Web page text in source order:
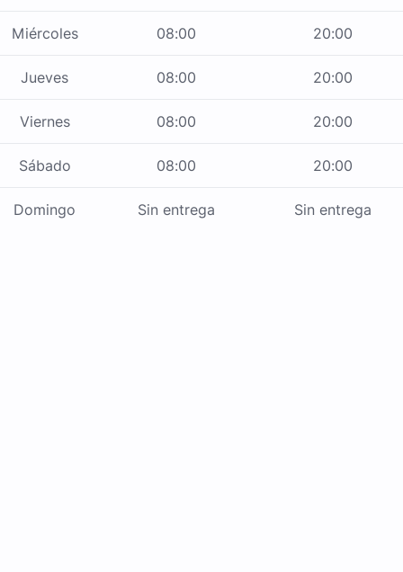
Miércoles 08:00 20:00
Jueves 08:00 20:00
Viernes 08:00 20:00
Sábado 08:00 20:00
Domingo Sin entrega Sin entrega